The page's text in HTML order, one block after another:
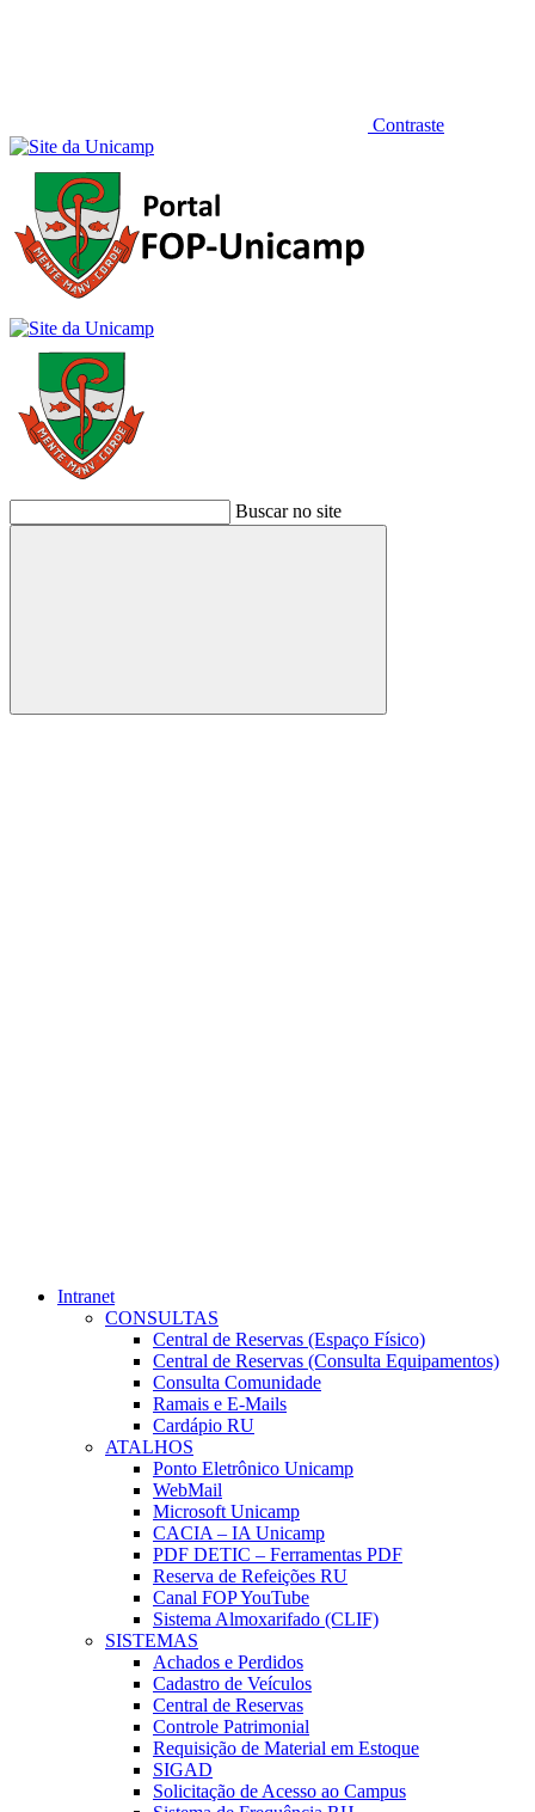
Contraste
Buscar no site
Buscar
Intranet
CONSULTAS
Central de Reservas (Espaço Físico)
Central de Reservas (Consulta Equipamentos)
Consulta Comunidade
Ramais e E-Mails
Cardápio RU
ATALHOS
Ponto Eletrônico Unicamp
WebMail
Microsoft Unicamp
CACIA – IA Unicamp
PDF DETIC – Ferramentas PDF
Reserva de Refeições RU
Canal FOP YouTube
Sistema Almoxarifado (CLIF)
SISTEMAS
Achados e Perdidos
Cadastro de Veículos
Central de Reservas
Controle Patrimonial
Requisição de Material em Estoque
SIGAD
Solicitação de Acesso ao Campus